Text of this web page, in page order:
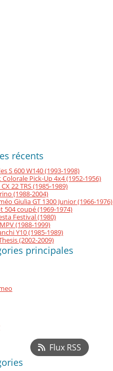
récents
S 600 W140 (1993-1998)
Colorale Pick-Up 4x4 (1952-1956)
22 TRS (1985-1989)
(1988-2004)
Giulia GT 1300 Junior (1966-1976)
504 coupé (1969-1974)
Festival (1980)
(1988-1999)
Y10 (1985-1989)
(2002-2009)
principales
Flux RSS